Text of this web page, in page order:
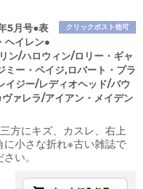
クリックポスト他可
5月号●表
ヘイレン●
ン/ハロウィン/ロリー・ギャ
ミー・ペイジ,ロバート・プラ
イジー/レディオヘッド/バウ
ァレラ/アイアン・メイデン
方にキズ、カスレ、右上
に小さな折れ※古い雑誌で
い。